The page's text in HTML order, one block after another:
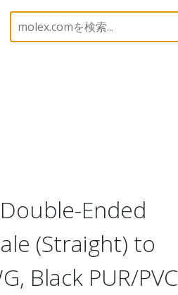
Cable Assemblies 120098
Ended
(Straight) to
Black PUR/PVC